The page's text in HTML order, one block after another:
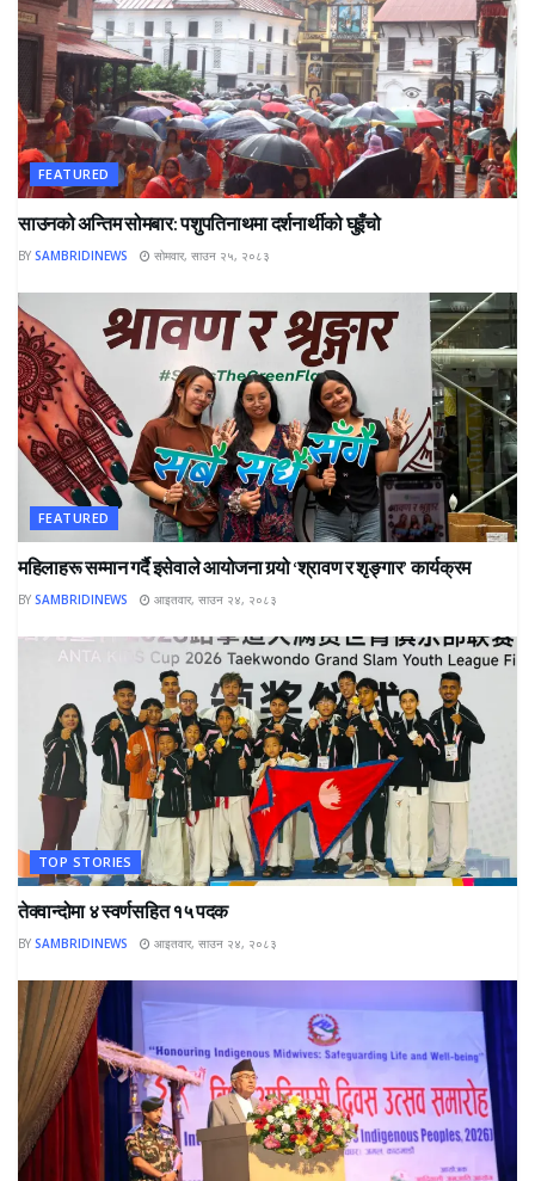
FEATURED
साउनको अन्तिम सोमबार: पशुपतिनाथमा दर्शनार्थीको घुइँचो
BY SAMBRIDINEWS सोमवार, साउन २५, २०८३
FEATURED
महिलाहरू सम्मान गर्दै इसेवाले आयोजना गर्‍यो ‘श्रावण र शृङ्गार’ कार्यक्रम
BY SAMBRIDINEWS आइतवार, साउन २४, २०८३
TOP STORIES
तेक्वान्दोमा ४ स्वर्णसहित १५ पदक
BY SAMBRIDINEWS आइतवार, साउन २४, २०८३